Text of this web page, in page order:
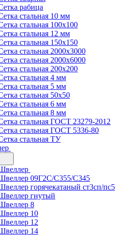
рабица
стальная 10 мм
стальная 100х100
стальная 12 мм
стальная 150х150
стальная 2000х3000
стальная 2000х6000
стальная 200х200
стальная 4 мм
стальная 5 мм
стальная 50х50
стальная 6 мм
стальная 8 мм
стальная ГОСТ 23279-2012
стальная ГОСТ 5336-80
стальная ТУ
09Г2С/С355/С345
горячекатаный ст3сп/пс5
гнутый
8
10
12
14